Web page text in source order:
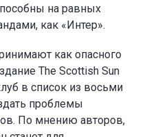
на равных
как «Интер».
как опасного
The Scottish Sun
в список из восьми
проблемы
По мнению авторов,